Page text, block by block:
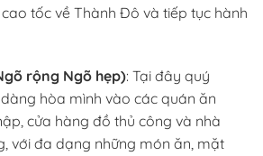
tốc về Thành Đô và tiếp tục hành
rộng Ngõ hẹp): Tại đây quý
hòa mình vào các quán ăn
cửa hàng đồ thủ công và nhà
với đa dạng những món ăn, mặt